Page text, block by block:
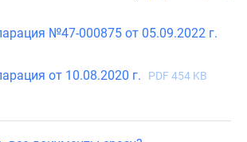
№47-000875 от 05.09.2022 г.
от 10.08.2020 г. PDF 454 KB